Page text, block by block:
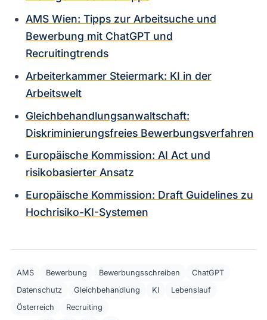
AMS Wien: Tipps zur Arbeitsuche und
Bewerbung mit ChatGPT und
Recruitingtrends
Arbeiterkammer Steiermark: KI in der
Arbeitswelt
Gleichbehandlungsanwaltschaft:
Diskriminierungsfreies Bewerbungsverfahren
Europäische Kommission: AI Act und
risikobasierter Ansatz
Europäische Kommission: Draft Guidelines zu
Hochrisiko-KI-Systemen
AMS Bewerbung Bewerbungsschreiben
ChatGPT
Datenschutz
Gleichbehandlung KI
Lebenslauf
Österreich
Recruiting